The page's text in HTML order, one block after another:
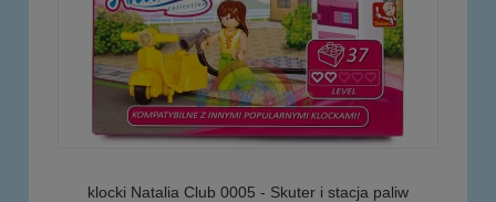
klocki Natalia Club 0005 - Skuter i stacja paliw